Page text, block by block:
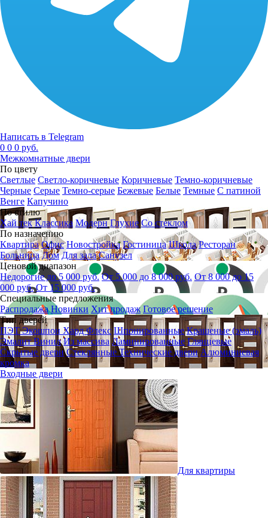
Написать в Telegram
0 0 0 руб.
Межкомнатные двери
По цвету
Светлые Светло-коричневые Коричневые Темно-коричневые
Черные Серые Темно-серые Бежевые Белые Темные С патиной
Венге Капучино
По стилю
Хай тек Классика Модерн Глухие Со стеклом
По назначению
Квартира Офис Новостройка Гостиница Школа Ресторан
Больница Дом Для зала Санузел
Ценовой диапазон
Недорогие до 5 000 руб. От 5 000 до 8 000 руб. От 8 000 до 15
000 руб. От 15 000 руб.
Специальные предложения
Распродажа Новинки Хит продаж Готовое решение
Тип дверей
ПЭТЭкошпон Хард Флекс Шпонированные Крашеные (эмаль)
ЭмалитВинил Из массива Ламинированные Глянцевые
Скрытые двери СтеклянныеТехнические двери Алюминиевая
кромка
Входные двери
Для квартиры